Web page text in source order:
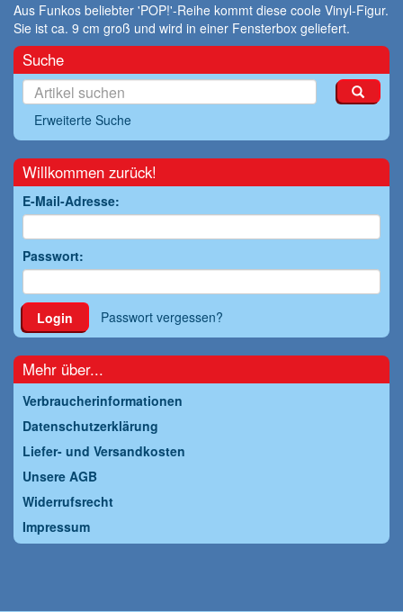
Aus Funkos beliebter 'POP!'-Reihe kommt diese coole Vinyl-Figur.
Sie ist ca. 9 cm groß und wird in einer Fensterbox geliefert.
Suche
Erweiterte Suche
Willkommen zurück!
E-Mail-Adresse:
Passwort:
Login Passwort vergessen?
Mehr über...
Verbraucherinformationen
Datenschutzerklärung
Liefer- und Versandkosten
Unsere AGB
Widerrufsrecht
Impressum